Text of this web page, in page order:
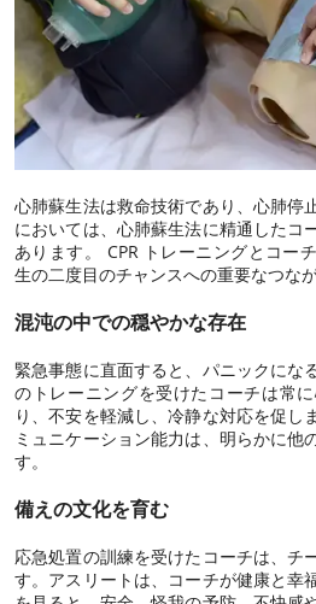
心肺蘇生法は救命技術であり、心肺停
においては、心肺蘇生法に精通したコ
あります。 CPR トレーニングとコー
生の二度目のチャンスへの重要なつな
混沌の中での穏やかな存在
緊急事態に直面すると、パニックにな
のトレーニングを受けたコーチは常
り、不安を軽減し、冷静な対応を促し
ミュニケーション能力は、明らかに他
す。
備えの文化を育む
応急処置の訓練を受けたコーチは、チ
す。アスリートは、コーチが健康と幸